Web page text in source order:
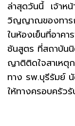
ล่าสุดวันนี้ เจ้าหน้
วิญญาณของทาร
ในห้องเย็นที่อาค
ชันสูตร ที่สถาบัน
ญาติติดใจสาเหตุ
ทาง รพ.บุรีรัมย์
ให้ทางครอบครัวรั